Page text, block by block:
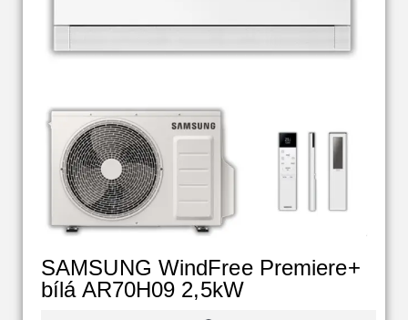
SAMSUNG WindFree Premiere+
bílá AR70H09 2,5kW